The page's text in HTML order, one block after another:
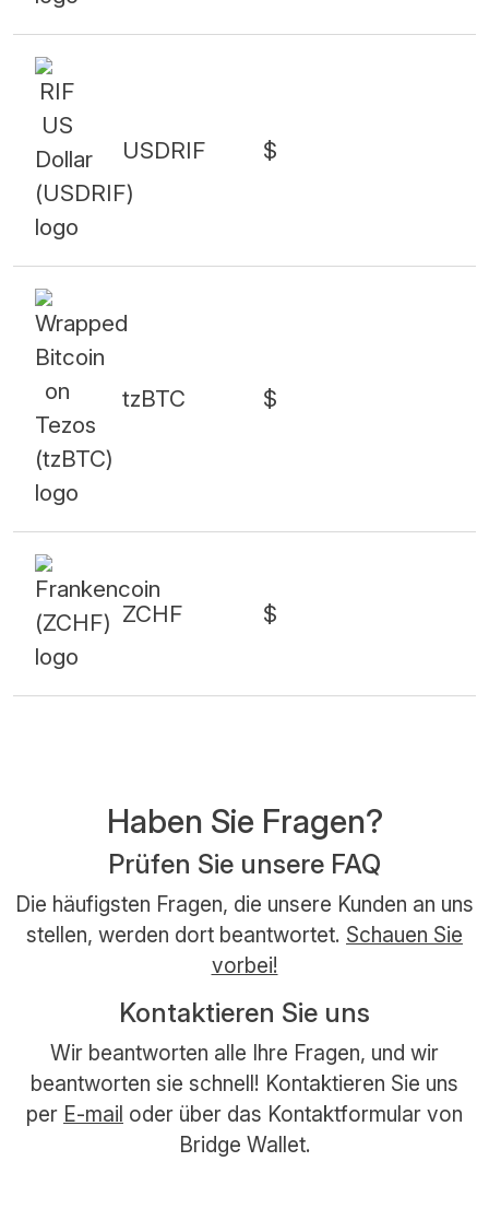
USDRIF $
tzBTC $
ZCHF $
Haben Sie Fragen?
Prüfen Sie unsere FAQ
Die häufigsten Fragen, die unsere Kunden an uns
stellen, werden dort beantwortet. Schauen Sie
vorbei!
Kontaktieren Sie uns
Wir beantworten alle Ihre Fragen, und wir
beantworten sie schnell! Kontaktieren Sie uns
per E-mail oder über das Kontaktformular von
Bridge Wallet.